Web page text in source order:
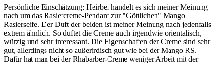
Persönliche Einschätzung: Heirbei handelt es sich meiner Meinung
nach um das Rasiercreme-Pendant zur "Göttlichen" Mango
Rasierseife. Der Duft der beiden ist meiner Meinung nach jedenfalls
extrem ähnlich. So duftet die Creme auch irgendwie orientalisch,
würzig und sehr interessant. Die Eigenschaften der Creme sind sehr
gut, allerdings nicht so außerirdisch gut wie bei der Mango RS.
Dafür hat man bei der Rhabarber-Creme weniger Arbeit mit der